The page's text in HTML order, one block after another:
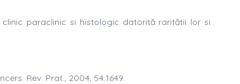
paraclinic si histologic datorită raritătii lor si
Rev. Prat., 2004, 54:1649.